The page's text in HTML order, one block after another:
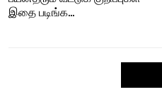
இதை படிங்க…